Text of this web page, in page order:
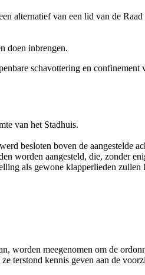
alternatief van een lid van de
doen inbrengen.
schavottering en confinement
van het Stadhuis.
besloten boven de aangestelde
worden aangesteld, die, zonder
als gewone klapperlieden
worden meegenomen om de
terstond kennis geven aan de